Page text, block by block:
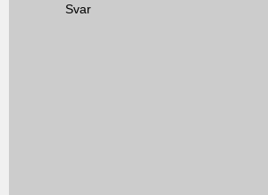
Svar